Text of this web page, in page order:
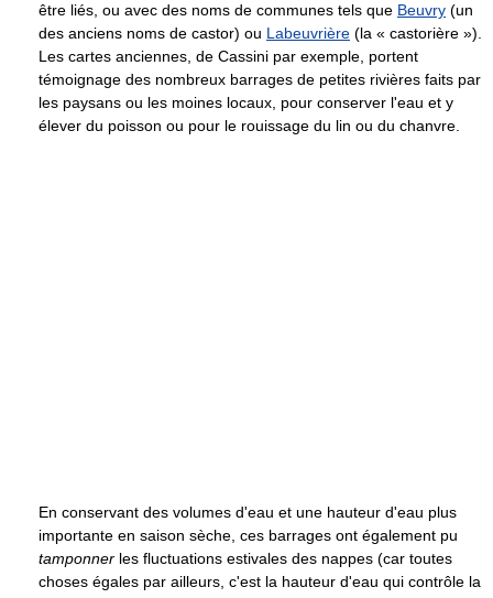
être liés, ou avec des noms de communes tels que Beuvry (un
des anciens noms de castor) ou Labeuvrière (la « castorière »).
Les cartes anciennes, de Cassini par exemple, portent
témoignage des nombreux barrages de petites rivières faits par
les paysans ou les moines locaux, pour conserver l'eau et y
élever du poisson ou pour le rouissage du lin ou du chanvre.
En conservant des volumes d'eau et une hauteur d'eau plus
importante en saison sèche, ces barrages ont également pu
tamponner les fluctuations estivales des nappes (car toutes
choses égales par ailleurs, c'est la hauteur d'eau qui contrôle la